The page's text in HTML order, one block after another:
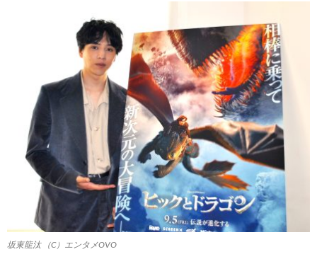
坂東龍汰 （C）エンタメOVO